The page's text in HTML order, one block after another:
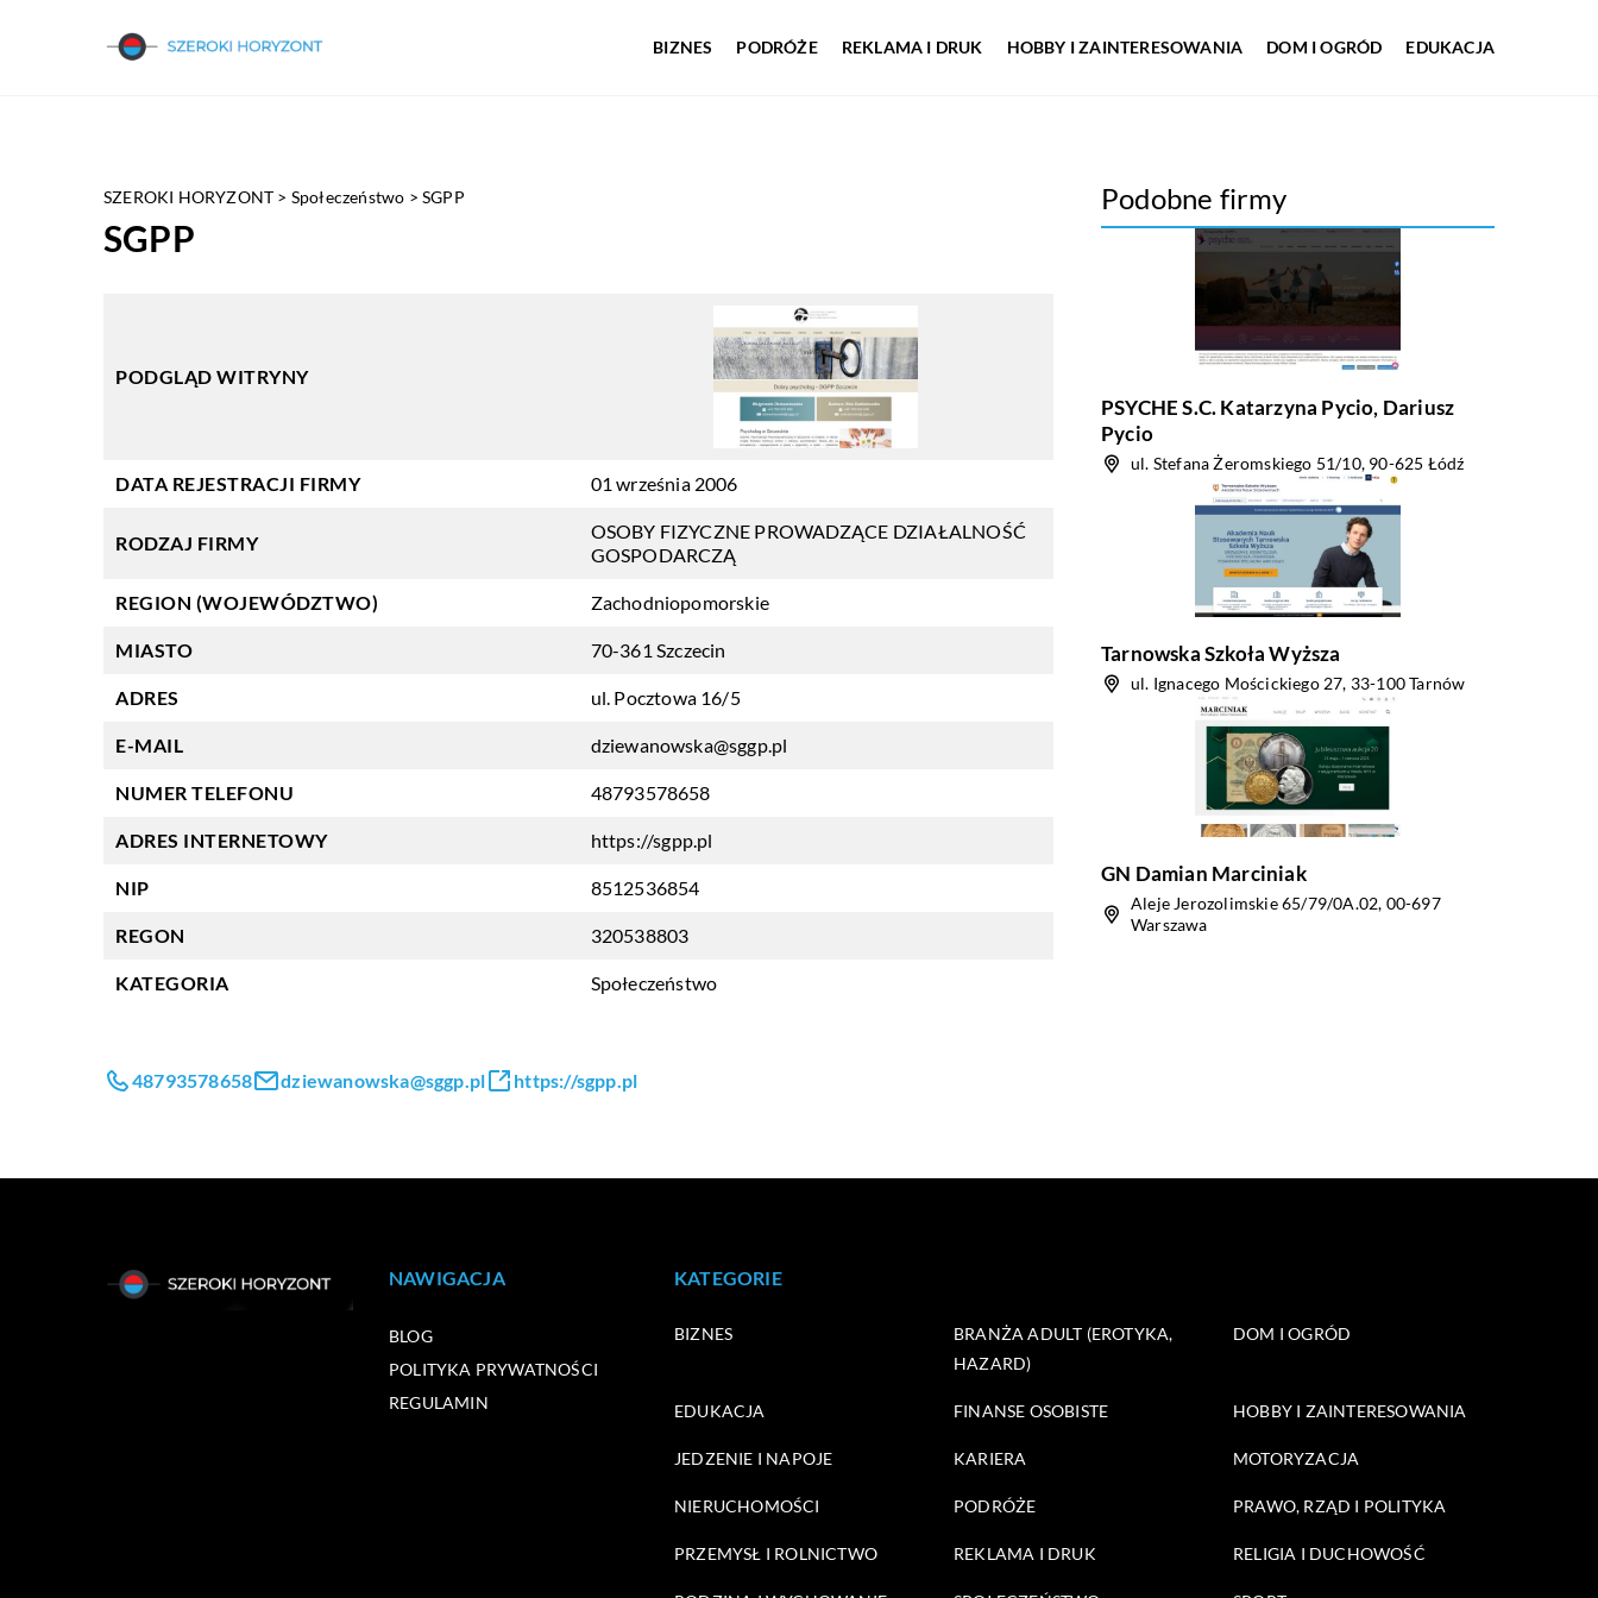
BIZNES PODRÓŻE REKLAMA I DRUK HOBBY I ZAINTERESOWANIA DOM I OGRÓD EDUKACJA
SZEROKI HORYZONT > Społeczeństwo >SGPP
SGPP
PODGLĄD WITRYNY
DATA REJESTRACJI FIRMY 01 września 2006
RODZAJ FIRMY
OSOBY FIZYCZNE PROWADZĄCE DZIAŁALNOŚĆ
GOSPODARCZĄ
REGION (WOJEWÓDZTWO) Zachodniopomorskie
MIASTO 70-361 Szczecin
ADRES ul. Pocztowa 16/5
E-MAIL dziewanowska@sggp.pl
NUMER TELEFONU 48793578658
ADRES INTERNETOWY https://sgpp.pl
NIP 8512536854
REGON 320538803
KATEGORIA Społeczeństwo
Podobne firmy
PSYCHE S.C. Katarzyna Pycio, Dariusz
Pycio
ul. Stefana Żeromskiego 51/10, 90-625 Łódź
Tarnowska Szkoła Wyższa
ul. Ignacego Mościckiego 27, 33-100 Tarnów
GN Damian Marciniak
Aleje Jerozolimskie 65/79/0A.02, 00-697
Warszawa
48793578658 dziewanowska@sggp.pl https://sgpp.pl
NAWIGACJA
BLOG
POLITYKA PRYWATNOŚCI
REGULAMIN
KATEGORIE
BIZNES
BRANŻA ADULT (EROTYKA,
HAZARD)
DOM I OGRÓD
EDUKACJA FINANSE OSOBISTE HOBBY I ZAINTERESOWANIA
JEDZENIE I NAPOJE KARIERA MOTORYZACJA
NIERUCHOMOŚCI PODRÓŻE PRAWO, RZĄD I POLITYKA
PRZEMYSŁ I ROLNICTWO REKLAMA I DRUK RELIGIA I DUCHOWOŚĆ